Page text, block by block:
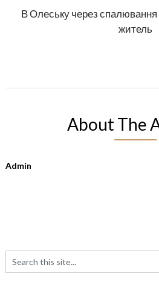
В Олеську через
житель
About The
Admin